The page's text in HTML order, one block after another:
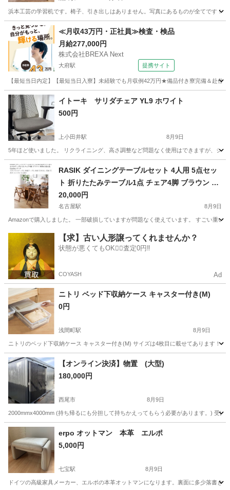
浜本工芸の学習机です。椅子、引き出しはありません。写真にあるものが全てです！
愛知 名古屋市 黒川駅 テーブル
≪月収43万円・正社員≫検査・検品
月給277,000円
株式会社BREXA Next
大府駅 提携サイト
【最短当日内定】【最短当日入寮】未経験でも月収例42万円★備品付き寮完備＆赴
愛知 大府市 大府駅 その他
イトーキ サリダチェア YL9 ホワイト
500円
上小田井駅 8月9日
5年ほど使いました。 リクライニング、高さ調整など問題なく使用はできますが、シ
愛知 名古屋市 上小田井駅 椅子 サリダチェア
RASIK ダイニングテーブルセット 4人用 5点セッ
ト 折りたたみテーブル1点 チェア4脚 ブラウン 伸
長式 組立品 Goethe ゲーテ
20,000円
名古屋駅 8月9日
Amazonで購入しました。 一部破損していますが問題なく使えています。 すごい重い
名古屋駅 テーブル
【求】古い人形譲ってくれませんか？
状態が悪くてもOK🙆‍♀️査定0円‼️
COYASH Ad
ニトリ ベッド下収納ケース キャスター付き(M)
0円
浅間町駅 8月9日
ニトリのベッド下収納ケース キャスター付き(M) サイズは4枚目に載せてあります！
愛知 名古屋市 浅間町駅 収納家具
【オンライン決済】物置 (大型)
180,000円
西尾市 8月9日
2000mmx4000mm (持ち帰るにも分担して持ちかえってもらう必要があります。) 受
愛知 西尾市 収納家具erpo オットマン 本革 エルポ
5,000円
七宝駅 8月9日
ドイツの高級家具メーカー、エルポの本革オットマンになります。裏面に多少落書き